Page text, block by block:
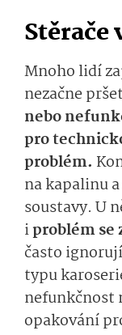
Stěrače
Mnoho lidí
nezačne
nebo
pro
problém.
na kapalinu
soustavy. U
iproblém se
často
typu
nefunkčnost
opakování